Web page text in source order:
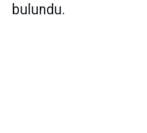
bulundu.